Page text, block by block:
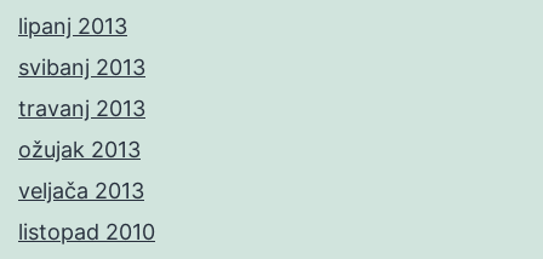
lipanj 2013
svibanj 2013
travanj 2013
ožujak 2013
veljača 2013
listopad 2010